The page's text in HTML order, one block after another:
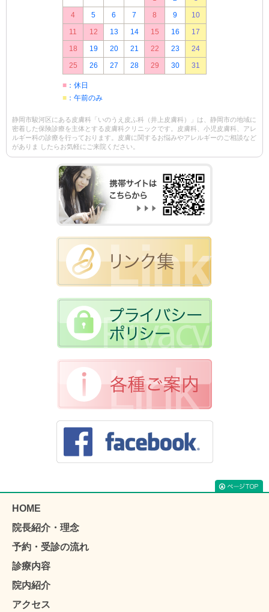
4
5 6 7 8 9
10
11
12 13 14 15 16
17
18
19 20 21 22 23
24
25
26 27 28 29 30 31
■ ：休日
■ ：午前のみ
静岡市駿河区にある皮膚科「いのうえ皮ふ科（井上皮膚科）」は、静岡市の地域に
密着した保険診療を主体とする皮膚科クリニックです。皮膚科、小児皮膚科、アレ
ルギー科の診療を行っております。皮膚に関するお悩みやアレルギーのご相談など
がありま したらお気軽にご来院ください。
HOME
院長紹介・理念
予約・受診の流れ
診療内容
院内紹介
アクセス